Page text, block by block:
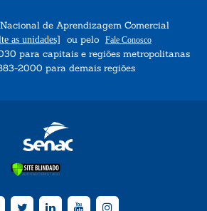
de Aprendizagem Comercial
as unidades] ou pelo Fale Conosco
para capitais e regiões metropolitanas
2000 para demais regiões